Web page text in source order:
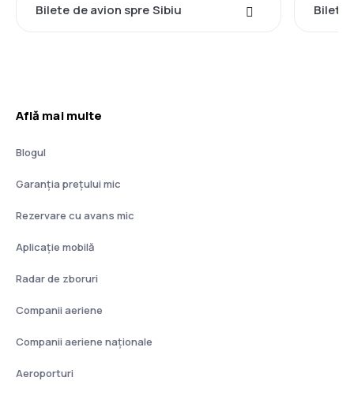
Bilete de avion spre Sibiu Bilete
Află mai multe
Blogul
Garanția prețului mic
Rezervare cu avans mic
Aplicație mobilă
Radar de zboruri
Companii aeriene
Companii aeriene naţionale
Aeroporturi